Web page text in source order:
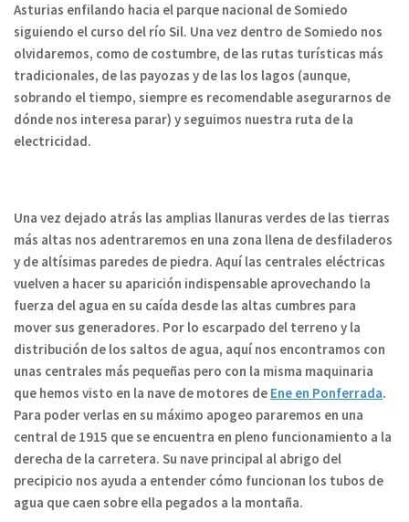
Asturias enfilando hacia el parque nacional de Somiedo
siguiendo el curso del río Sil. Una vez dentro de Somiedo nos
olvidaremos, como de costumbre, de las rutas turísticas más
tradicionales, de las payozas y de las los lagos (aunque,
sobrando el tiempo, siempre es recomendable asegurarnos de
dónde nos interesa parar) yseguimos nuestra ruta de la
electricidad.
Una vez dejado atrás las amplias llanuras verdes de las tierras
más altas nos adentraremos en una zona llena de desfiladeros
y de altísimas paredes de piedra. Aquí las centrales eléctricas
vuelven a hacer su aparición indispensable aprovechando la
fuerza del agua en su caída desde las altas cumbres para
mover sus generadores. Por lo escarpado del terreno y la
distribución de los saltos de agua, aquí nos encontramos con
unas centrales más pequeñas pero con la misma maquinaria
que hemos visto en la nave de motores de Ene en Ponferrada.
Para poder verlas en su máximo apogeo pararemos en una
central de 1915 que se encuentra en pleno funcionamiento a la
derecha de la carretera. Su nave principal al abrigo del
precipicio nos ayuda a entender cómo funcionan los tubos de
agua que caen sobre ella pegados a la montaña.